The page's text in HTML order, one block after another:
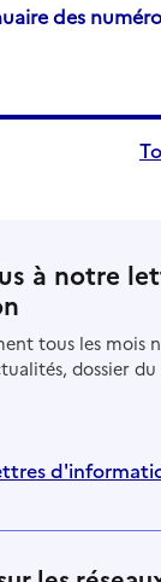
des
à notre
tous les mois
dossier du